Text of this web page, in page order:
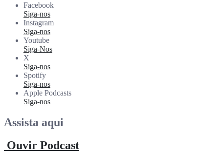
Facebook
Siga-nos
Instagram
Siga-nos
Youtube
Siga-Nos
X
Siga-nos
Spotify
Siga-nos
Apple Podcasts
Siga-nos
Assista aqui
Ouvir Podcast